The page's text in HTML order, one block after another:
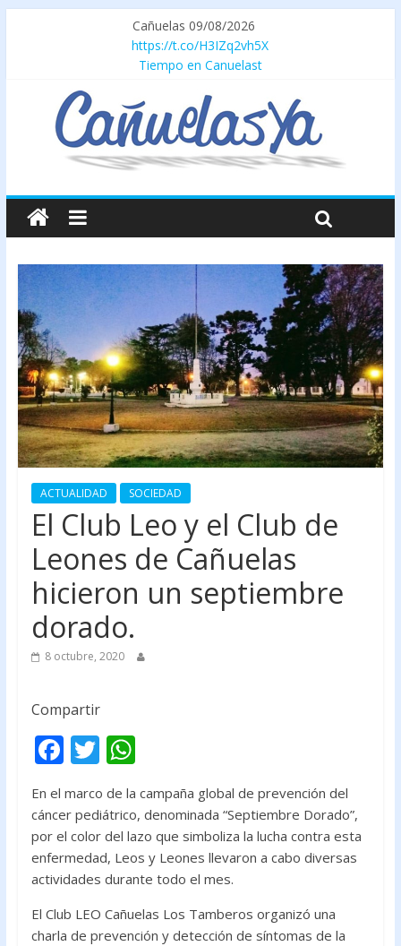
Cañuelas 09/08/2026
https://t.co/H3IZq2vh5X
Tiempo en Canuelast
ACTUALIDAD SOCIEDAD
El Club Leo y el Club de
Leones de Cañuelas
hicieron un septiembre
dorado.
8 octubre, 2020
Compartir
F
e
b
o
o
k
T
w
itt
er
W
at
s
A
p
p
En el marco de la campaña global de prevención del
cáncer pediátrico, denominada “Septiembre Dorado”,
por el color del lazo que simboliza la lucha contra esta
enfermedad, Leos y Leones llevaron a cabo diversas
actividades durante todo el mes.
El Club LEO Cañuelas Los Tamberos organizó una
charla de prevención y detección de síntomas de la